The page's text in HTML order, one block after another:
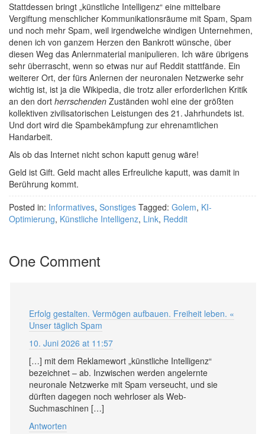
Stattdessen bringt „künstliche Intelligenz“ eine mittelbare
Vergiftung menschlicher Kommunikationsräume mit Spam, Spam
und noch mehr Spam, weil irgendwelche windigen Unternehmen,
denen ich von ganzem Herzen den Bankrott wünsche, über
diesen Weg das Anlernmaterial manipulieren. Ich wäre übrigens
sehr überrascht, wenn so etwas nur auf Reddit stattfände. Ein
weiterer Ort, der fürs Anlernen der neuronalen Netzwerke sehr
wichtig ist, ist ja die Wikipedia, die trotz aller erforderlichen Kritik
an den dort herrschenden Zuständen wohl eine der größten
kollektiven zivilisatorischen Leistungen des 21. Jahrhundets ist.
Und dort wird die Spambekämpfung zur ehrenamtlichen
Handarbeit.
Als ob das Internet nicht schon kaputt genug wäre!
Geld ist Gift. Geld macht alles Erfreuliche kaputt, was damit in
Berührung kommt.
Posted in: Informatives, Sonstiges Tagged: Golem, KI-
Optimierung, Künstliche Intelligenz, Link, Reddit
One Comment
Erfolg gestalten. Vermögen aufbauen. Freiheit leben. «
Unser täglich Spam
10. Juni 2026 at 11:57
[…] mit dem Reklamewort „künstliche Intelligenz“
bezeichnet – ab. Inzwischen werden angelernte
neuronale Netzwerke mit Spam verseucht, und sie
dürften dagegen noch wehrloser als Web-
Suchmaschinen […]
Antworten